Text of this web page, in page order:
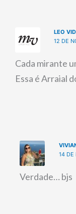
LEO
12 DE
Cada mirante
Essa é Arraial
14 DE
Verdade… bjs